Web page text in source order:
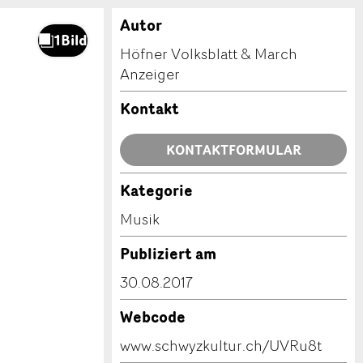
Autor
Höfner Volksblatt & March
Anzeiger
Kontakt
KONTAKTFORMULAR
Kategorie
Musik
Publiziert am
30.08.2017
Webcode
www.schwyzkultur.ch/UVRu8t